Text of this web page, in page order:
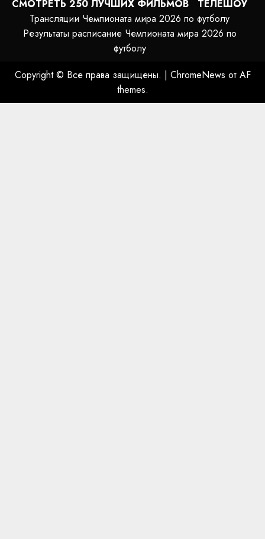
СМОТРЕТЬ 250 ЛУЧШИХ ФИЛЬМОВ
ТЕЛЕШОУ
Трансляции Чемпионата мира 2026 по футболу
Результаты расписание Чемпионата мира 2026 по
футболу
Copyright © Все права защищены. | ChromeNews от AF
themes.